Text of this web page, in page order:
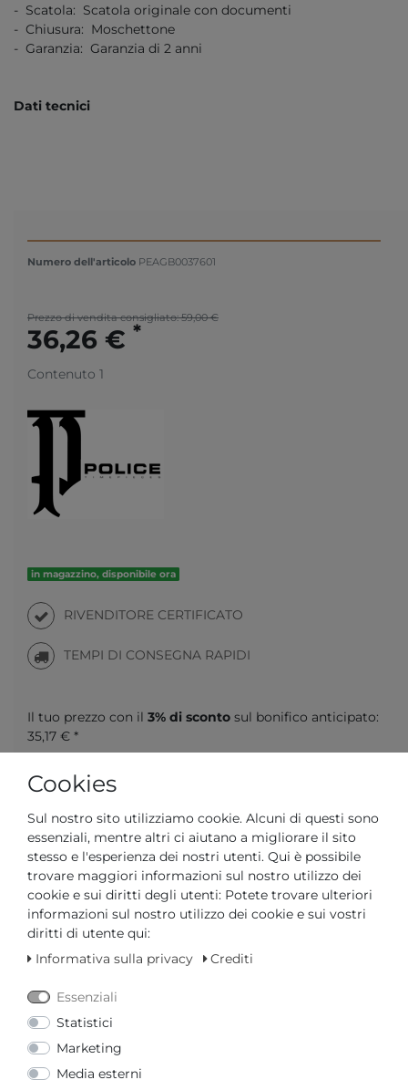
- Scatola: Scatola originale con documenti
- Chiusura: Moschettone
- Garanzia: Garanzia di 2 anni
Dati tecnici
Numero dell'articolo PEAGB0037601
Prezzo di vendita consigliato: 59,00 €
36,26 € *
Contenuto 1
in magazzino, disponibile ora
RIVENDITORE CERTIFICATO
TEMPI DI CONSEGNA RAPIDI
Il tuo prezzo con il 3% di sconto sul bonifico anticipato:
35,17 € *
Lista dei desideri
Richiesta del prezzo
Cookies
Sul nostro sito utilizziamo cookie. Alcuni di questi sono
essenziali, mentre altri ci aiutano a migliorare il sito
stesso e l'esperienza dei nostri utenti. Qui è possibile
trovare maggiori informazioni sul nostro utilizzo dei
cookie e sui diritti degli utenti: Potete trovare ulteriori
informazioni sul nostro utilizzo dei cookie e sui vostri
diritti di utente qui:
Informativa sulla privacy
Crediti
Essenziali
Statistici
Marketing
Media esterni